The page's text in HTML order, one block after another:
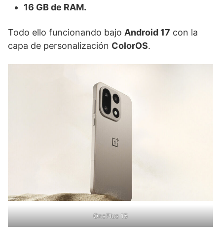
16 GB de RAM.
Todo ello funcionando bajo Android 17 con la
capa de personalización ColorOS.
OnePlus 15